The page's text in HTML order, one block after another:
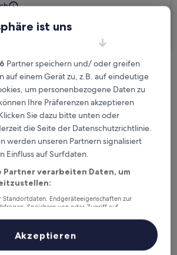
Suchen
Stornierung bei
für jede
Übernachtung
mit Preisen für Mitglieder
7. Aug. - 8. Aug.
ist uns
Partner speichern und/ oder greifen
auf einem Gerät zu, z.B. auf eindeutige
um personenbezogene Daten zu
Ihre Präferenzen akzeptieren
Sie dazu bitte unten oder
die Seite der Datenschutzrichtlinie.
werden unseren Partnern signalisiert
Einfluss auf Surfdaten.
Partner verarbeiten Daten, um
Standortdaten. Endgeräteeigenschaften zur
Speichern von oder Zugriff auf
Werbeleistung und der Performance von Inhalten,
sowie Entwicklung und Verbesserung von
Akzeptieren